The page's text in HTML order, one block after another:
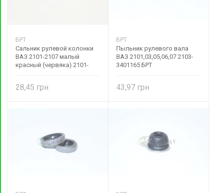
БРТ
Сальник рулевой колонки
ВАЗ 2101-2107 малый
красный (червяка) 2101-
28,45
БРТ
Пыльник рулевого вала
ВАЗ 2101,03,05,06,07 2103-
3401165 БРТ
43,97